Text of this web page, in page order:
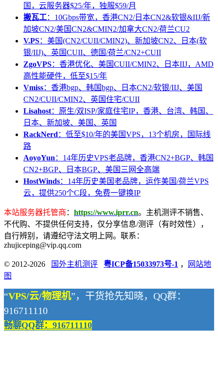
国，云服务器$25/年，独服$59/月
搬瓦工：10Gbps带宽，香港CN2/日本CN2&软银&IIJ/新
加坡CN2/美国CN2&CMIN2/加拿大CN2/荷兰CU2
V.PS：美国(CN2/CUII/CMIN2)、新加坡CN2、日本(软
银/IIJ)、英国CUII、德国/荷兰/CN2+CUII
ZgoVPS：香港优化、美国CUII/CMIN2、日本IIJ，AMD
高性能硬件，低至$15/年
Vmiss：香港bgp、韩国bgp、日本CN2/软银/IIJ、美国
CN2/CUII/CMIN2、英国住宅/CUII
Lisahost：原生/双ISP/家庭住宅IP，香港、台湾、韩国、
日本、新加坡、美国、英国
RackNerd ：低至$10/年的美国VPS，13个机房，国际线
路
AoyoYun ：14年历史VPS老品牌，香港CN2+BGP、韩国
CN2+BGP、日本BGP、美国三网全高端
HostWinds：14年历史美国老品牌，运作美国/荷兰VPS
云，提供250个C段，免费一键换IP
本站服务器托管商 ： https://www.iprr.cn。主机测评不销售、
不代购、不提供任何支持，仅分享信息/测评（有时效性），
自行辨别，请遵纪守法文明上网。联系：
zhujiceping@vip.qq.com
© 2012-2026 国外主机测评 粤ICP备15033973号-1 ，
网站地
图
“VPS/云/物理机”，干货抢先知晓，QQ群：
916711110
畅聊QQ群：916711110